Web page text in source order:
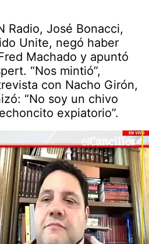
Radio, José Bonacci,
Unite, negó haber
Machado y apuntó
“Nos mintió”,
con Nacho Girón,
“No soy un chivo
expiatorio”.